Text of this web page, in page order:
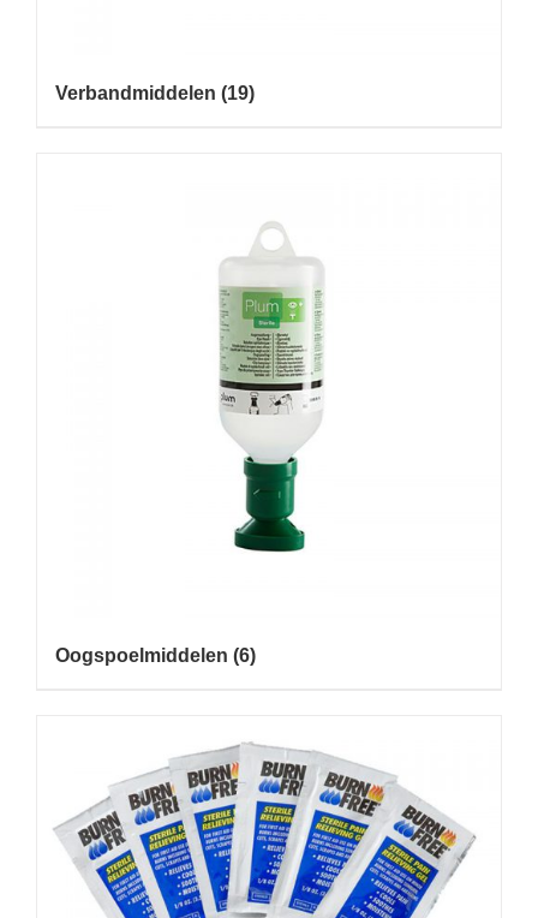
Verbandmiddelen (19)
Oogspoelmiddelen (6)